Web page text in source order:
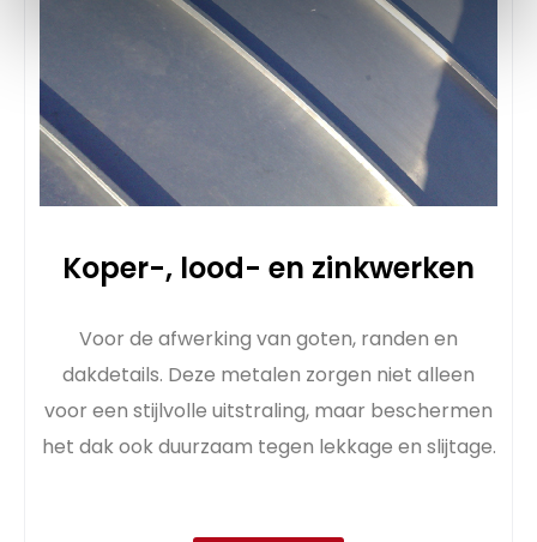
Koper-, lood- en zinkwerken
Voor de afwerking van goten, randen en
dakdetails. Deze metalen zorgen niet alleen
voor een stijlvolle uitstraling, maar beschermen
het dak ook duurzaam tegen lekkage en slijtage.